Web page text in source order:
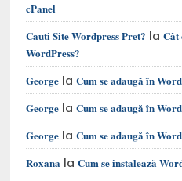
cPanel
Cauti Site Wordpress Pret? laCât
WordPress?
George laCum se adaugă în
George laCum se adaugă în
George laCum se adaugă în
Roxana laCum se instalează